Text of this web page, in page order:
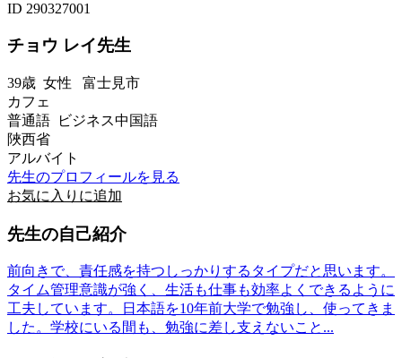
ID 290327001
チョウ レイ先生
39歳 女性 富士見市
カフェ
普通語 ビジネス中国語
陜西省
アルバイト
先生のプロフィールを見る
お気に入りに追加
先生の自己紹介
前向きで、責任感を持つしっかりするタイプだと思います。
タイム管理意識が強く、生活も仕事も効率よくできるように
工夫しています。日本語を10年前大学で勉強し、使ってきま
した。学校にいる間も、勉強に差し支えないこと...